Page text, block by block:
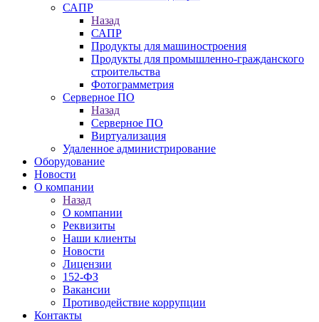
САПР
Назад
САПР
Продукты для машиностроения
Продукты для промышленно-гражданского
строительства
Фотограмметрия
Серверное ПО
Назад
Серверное ПО
Виртуализация
Удаленное администрирование
Оборудование
Новости
О компании
Назад
О компании
Реквизиты
Наши клиенты
Новости
Лицензии
152-ФЗ
Вакансии
Противодействие коррупции
Контакты